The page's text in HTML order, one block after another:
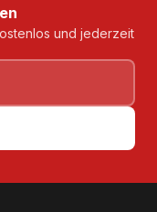
und jederzeit